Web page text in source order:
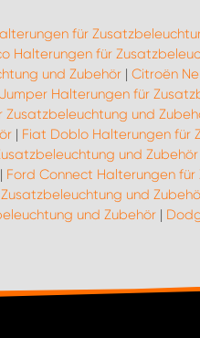
für
Halterungen für
und Zubehör| Citroën
Halterungen für
und
| Fiat Doblo Halterungen für
und Zubehör
Ford Connect Halterungen
und
und Zubehör |